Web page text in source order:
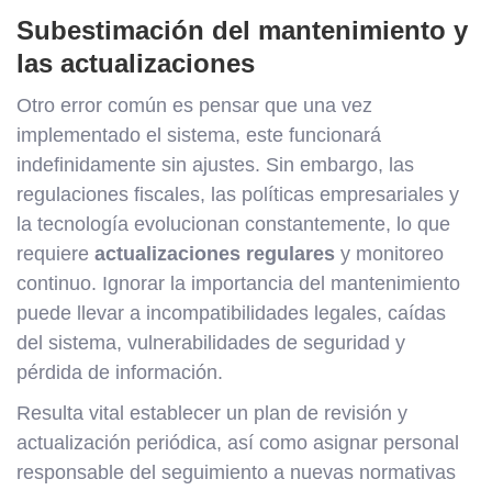
Subestimación del mantenimiento y
las actualizaciones
Otro error común es pensar que una vez
implementado el sistema, este funcionará
indefinidamente sin ajustes. Sin embargo, las
regulaciones fiscales, las políticas empresariales y
la tecnología evolucionan constantemente, lo que
requiere actualizaciones regulares y monitoreo
continuo. Ignorar la importancia del mantenimiento
puede llevar a incompatibilidades legales, caídas
del sistema, vulnerabilidades de seguridad y
pérdida de información.
Resulta vital establecer un plan de revisión y
actualización periódica, así como asignar personal
responsable del seguimiento a nuevas normativas